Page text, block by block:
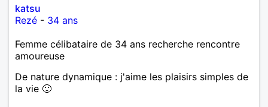
katsu
Rezé - 34 ans
Femme célibataire de 34 ans recherche rencontre
amoureuse
De nature dynamique : j'aime les plaisirs simples de
la vie 🙂